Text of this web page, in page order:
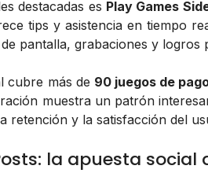
destacadas es Play Games
tips y asistencia en tiempo
pantalla, grabaciones y
cubre más de 90 juegos de
muestra un patrón
retención y la satisfacción del
la apuesta social